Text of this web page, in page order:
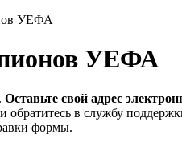
УЕФА
УЕФА
Оставьте свой адрес
обратитесь в службу
формы.